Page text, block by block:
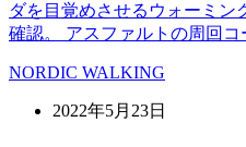
ダを目覚めさせるウォーミン
確認。 アスファルトの周回
NORDIC WALKING
2022年5月23日